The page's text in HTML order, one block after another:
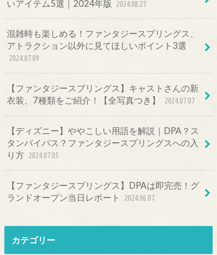
いアイテム5選｜2024年版
2024.08.27
混雑時も楽しめる！ファンタジースプリングス、
アトラクション以外に見てほしいポイント3選
2024.07.09
【ファンタジースプリングス】キャストさんの新
衣装、7種類をご紹介！【全写真つき】
2024.07.07
【ディズニー】ややこしい用語を解説｜DPA？ス
タンバイパス？ファンタジースプリングスへの入
り方 2024.07.05
【ファンタジースプリングス】DPAは即完売！グ
ランドオープン当日レポート
2024.06.07
カテゴリー